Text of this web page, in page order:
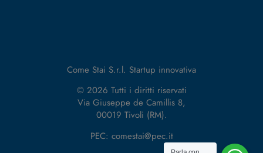
Come Stai S.r.l. Startup innovativa
© 2026 Tutti i diritti riservati
Via Giuseppe de Camillis 8,
00019 Tivoli (RM).
PEC: comestai@pec.it